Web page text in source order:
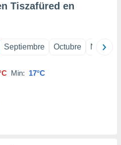
Tiszafüred en
Septiembre Octubre
Min: 17°C